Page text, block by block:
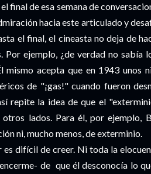
final de esa semana de
hacia este articulado y
el final, el cineasta no deja de
Por ejemplo, ¿de verdad no sabía
mismo acepta que en 1943 unos
de "¡gas!" cuando fueron
repite la idea de que el
otros lados. Para él, por ejemplo,
ni, mucho menos, de exterminio.
es difícil de creer. Ni toda la
de que él desconocía lo